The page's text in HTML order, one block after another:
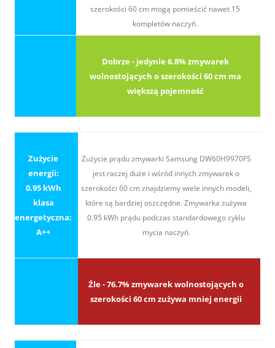
szerokości 60 cm mogą pomieścić nawet 15
kompletów naczyń.
Dobrze - jedynie 6.8% zmywarek
wolnostojących o szerokości 60 cm ma
większą pojemność
Zużycie
energii:
0.95 kWh
klasa
energetyczna:
A++
Zużycie prądu zmywarki Samsung DW60H9970FS
jest raczej duże i wśród innych zmywarek o
szerokości 60 cm znajdziemy wiele innych modeli,
które są bardziej oszczędne. Zmywarka zużywa
0.95 kWh prądu podczas standardowego cyklu
mycia naczyń.
Źle - 76.7% zmywarek wolnostojących o
szerokości 60 cm zużywa mniej energii